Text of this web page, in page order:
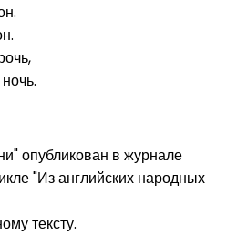
опубликован в журнале
"Из английских народных
тексту.